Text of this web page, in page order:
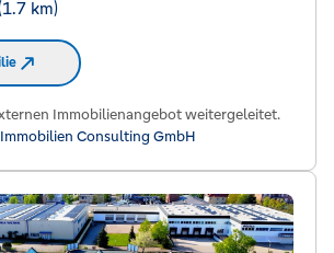
km)
Immobilienangebot weitergeleitet.
Consulting GmbH